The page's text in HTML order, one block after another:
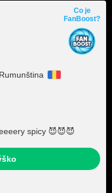
Rumunština
Co je
FanBoost?
spicy 😈😈😈